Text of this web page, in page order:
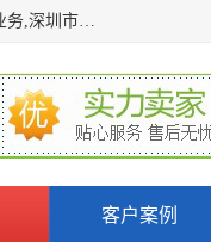
深圳市宝安区石岩瑞鑫五金制品厂主要经营丝杆加工、恒压阀、长轴加工、数控车床加工、叶轮、车铣复合加工等业务,深圳市宝安区石岩瑞鑫五金制品厂产品广泛应用于按摩椅、各类阀门、电机等石化类、机械类产品.
客户案例